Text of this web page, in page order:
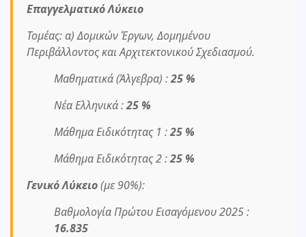
Επαγγελματικό Λύκειο
Τομέας: α) Δομικών Έργων, Δομημένου
Περιβάλλοντος και Αρχιτεκτονικού Σχεδιασμού.
Μαθηματικά (Άλγεβρα) :25 %
Νέα Ελληνικά :25 %
Μάθημα Ειδικότητας 1 :25 %
Μάθημα Ειδικότητας 2 :25 %
Γενικό Λύκειο(με 90%):
Βαθμολογία Πρώτου Εισαγόμενου 2025 :
16.835